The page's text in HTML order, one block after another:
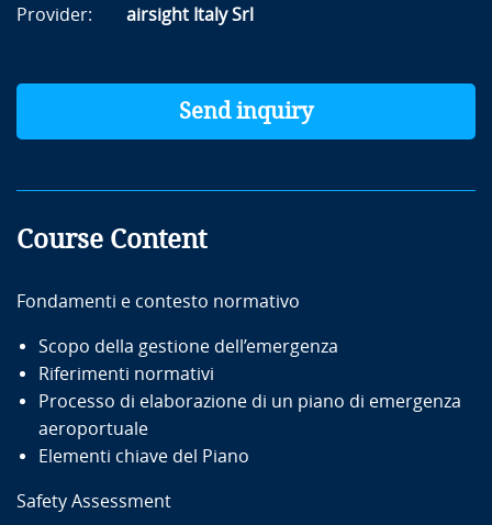
Provider:
airsight Italy Srl
Send inquiry
Course Content
Fondamenti e contesto normativo
Scopo della gestione dell’emergenza
Riferimenti normativi
Processo di elaborazione di un piano di emergenza
aeroportuale
Elementi chiave del Piano
Safety Assessment